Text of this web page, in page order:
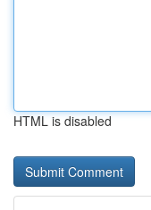
HTML is disabled